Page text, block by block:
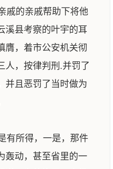
戚的亲戚帮助下将他
溪县考察的叶宇的耳
膺，着市公安机关彻
人，按律判刑.并罚了
并且恶罚了当时做为
有所得，一是，那件
轰动，甚至省里的一